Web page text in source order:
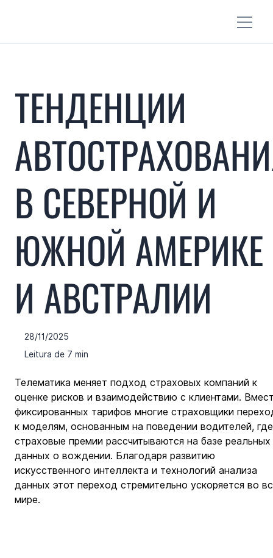
ТЕНДЕНЦИИ
В СЕВЕРНОЙ И
ЮЖНОЙ АМЕРИКЕ
И АВСТРАЛИИ
Leitura de 7 min
28/11/2025
Телематика меняет подход страховых компаний к
оценке рисков и взаимодействию с клиентами.
фиксированных тарифов многие страховщики
к моделям, основанным на поведении водителей,
страховые премии рассчитываются на базе реальных
данных о вождении. Благодаря развитию
искусственного интеллекта и технологий анализа
данных этот переход стремительно ускоряется во
мире.